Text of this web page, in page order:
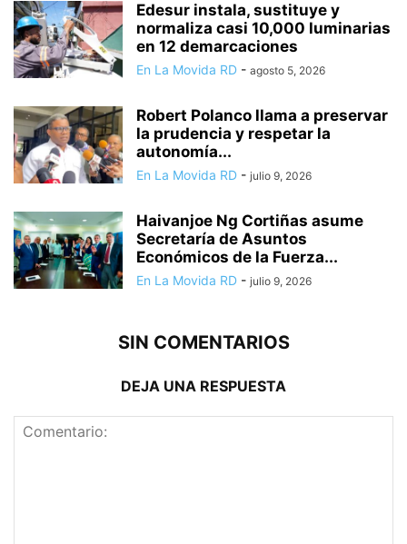
Edesur instala, sustituye y
normaliza casi 10,000 luminarias
en 12 demarcaciones
En La Movida RD - agosto 5, 2026
Robert Polanco llama a preservar
la prudencia y respetar la
autonomía...
En La Movida RD - julio 9, 2026
Haivanjoe Ng Cortiñas asume
Secretaría de Asuntos
Económicos de la Fuerza...
En La Movida RD - julio 9, 2026
SIN COMENTARIOS
DEJA UNA RESPUESTA